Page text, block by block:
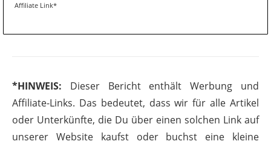
Affiliate Link*
*HINWEIS: Dieser Bericht enthält Werbung und
Affiliate-Links. Das bedeutet, dass wir für alle Artikel
oder Unterkünfte, die Du über einen solchen Link auf
unserer Website kaufst oder buchst eine kleine